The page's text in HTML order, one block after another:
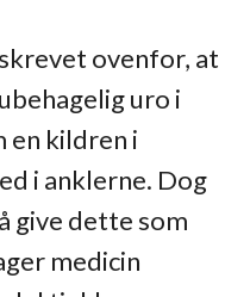
ovenfor, at
uro i
en kildren i
i anklerne. Dog
give dette som
medicin